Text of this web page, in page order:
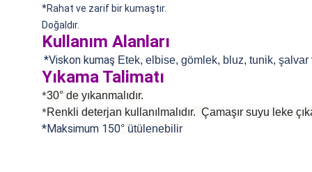
*Rahat ve zarif bir kumaştır.
Doğaldır.
Kullanım Alanları
*Viskon kumaş Etek, elbise, gömlek, bluz, tunik,
Yıkama Talimatı
*30° de yıkanmalıdır.
*Renkli deterjan kullanılmalıdır. Çamaşır suyu leke
*Maksimum 150° ütülenebilir